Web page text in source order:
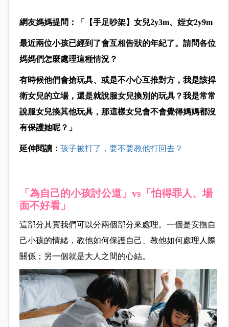
網友媽媽提問：「【手足吵架】女兒2y3m、姪女2y9m
最近兩位小孩已經到了會互相告狀的年紀了。請問各位
媽媽們怎麼處理這種情況？
有時候他們會搶玩具、或是不小心互推對方，我是該捍
衛女兒的立場，還是就說服女兒換別的玩具？我是常常
說服女兒換其他玩具，那這樣女兒會不會覺得媽媽都沒
有保護她呢？」
延伸閱讀： 孩子被打了，要不要教他打回去？
「為自己的小孩討公道」vs「怕得罪人、場
面不好看」
這部分其實我們可以分兩個部分來處理。一個是安撫自
己小孩的情緒，教他如何保護自己、教他如何處理人際
關係；另一個就是大人之間的心結。